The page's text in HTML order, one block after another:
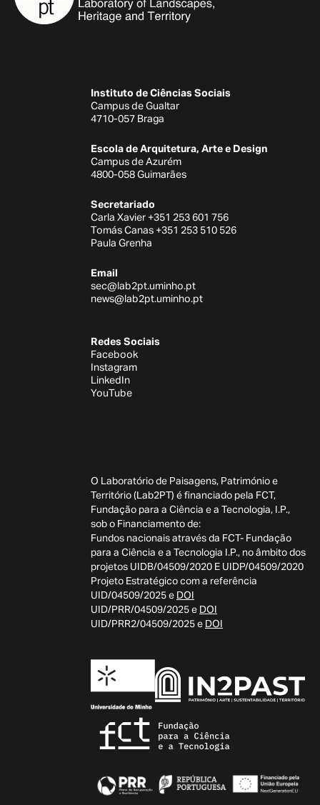
Instituto de Ciências Sociais
Campus de Gualtar
4710-057 Braga
Escola de Arquitetura, Arte e Design
Campus de Azurém
4800-058 Guimarães
Secretariado
Carla Xavier +351 253 601 756
Tomás Canas +351 253 510 526
Paula Grenha
Email
sec@lab2pt.uminho.pt
news@lab2pt.uminho.pt
Redes Sociais
Facebook
Instagram
LinkedIn
YouTube
O Laboratório de Paisagens, Património e
Território (Lab2PT) é financiado pela FCT,
Fundação para a Ciência e a Tecnologia, I.P.,
sob o Financiamento de:
Fundos nacionais através da FCT- Fundação
para a Ciência e a Tecnologia I.P., no âmbito dos
projetos UIDB/04509/2020 E UIDP/04509/2020
Projeto Estratégico com a referência
UID/04509/2025 e DOI
UID/PRR/04509/2025 e DOI
UID/PRR2/04509/2025 e DOI